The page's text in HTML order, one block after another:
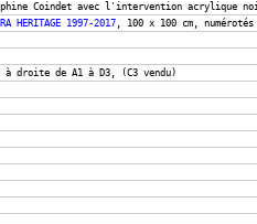
Coindet avec l'intervention acrylique
HERITAGE 1997-2017 , 100 x 100 cm, numérotés
droite de A1 à D3, (C3 vendu)